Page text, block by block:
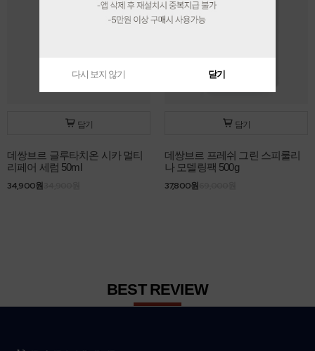
담기
데쌍브르 글루타치온 시카 멀티
리페어 세럼 50ml
34,900원
담기
데쌍브르 프레쉬 그린 스피룰리
나 모델링팩 500g
37,800원
BEST REVIEW
다시 보지 않기 닫기